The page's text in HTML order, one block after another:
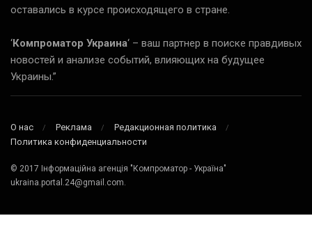
оставались в курсе происходящего в стране.
‘Компроматор Украина‘ – ваш партнер в поиске правдивых
новостей и анализе событий, влияющих на будущее
Украины.”
О нас Реклама
Редакционная политика
Политика конфиденциальности
© 2017 Інформаційна агенція "Компроматор - Україна"
ukraina.portal.24@gmail.com.